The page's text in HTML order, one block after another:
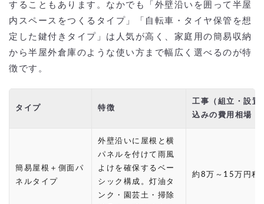
することもあります。なかでも「外壁沿いを囲って半屋
内スペースをつくるタイプ」「自転車・タイヤ保管を想
定した鍵付きタイプ」は人気が高く、家庭用の簡易収納
から半屋外倉庫のような使い方まで幅広く選べるのが特
徴です。
タイプ 特徴
工事（組立・設置
込みの費用相場
簡易屋根＋側面パ
ネルタイプ
外壁沿いに屋根と横
パネルを付けて雨風
よけを確保するベー
シック構成。灯油タ
ンク・園芸土・掃除
約8万～15万円程